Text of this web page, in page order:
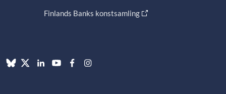
Finlands Banks konstsamling